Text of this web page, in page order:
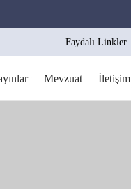
Faydalı Linkler
Mevzuat İletişim